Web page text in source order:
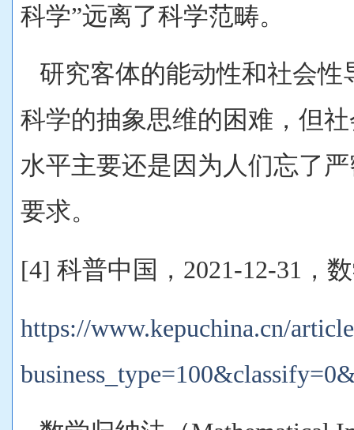
科学”远离了科学范畴。
研究客体的能动性和社会性
科学的抽象思维的困难，但
水平主要还是因为人们忘了
要求。
[4] 科普中国，2021-12-31，
https://www.kepuchina.cn/